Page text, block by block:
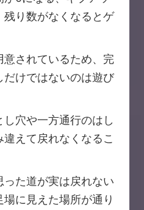
り数がなくなるとゲ
意されているため、完
けではないのは遊び
し穴や一方通行のはし
えて戻れなくなるこ
た道が実は戻れない
に見えた場所が通り